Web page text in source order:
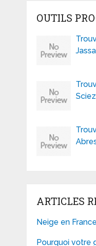
OUTILS
ARTICLES
Neige en
Pourquoi votre